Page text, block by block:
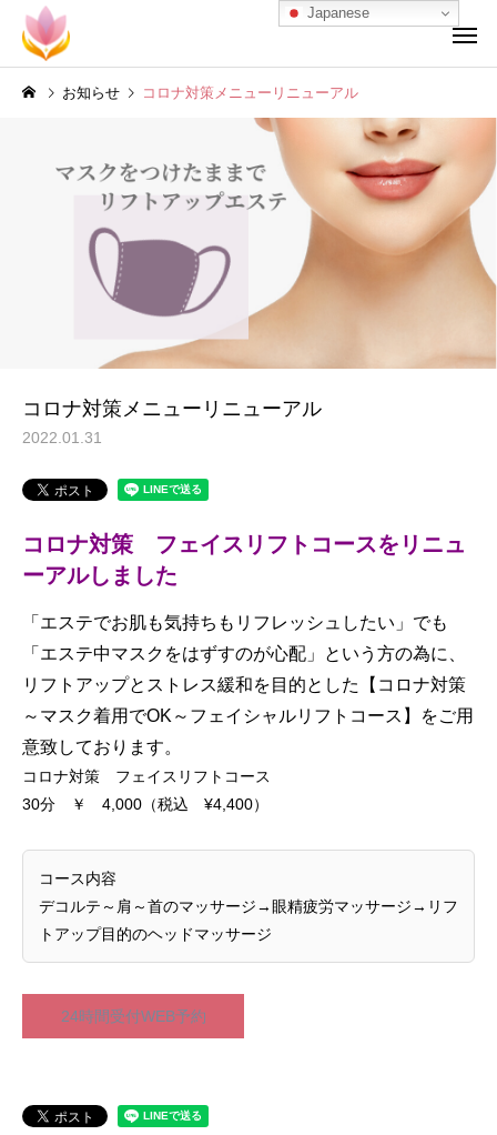
お知らせ コロナ対策メニューリニューアル
コロナ対策メニューリニューアル
2022.01.31
コロナ対策 フェイスリフトコースをリニュ
ーアルしました
「エステでお肌も気持ちもリフレッシュしたい」でも
「エステ中マスクをはずすのが心配」という方の為に、
リフトアップとストレス緩和を目的とした【コロナ対策
～マスク着用でOK～フェイシャルリフトコース】をご用
意致しております。
コロナ対策 フェイスリフトコース
30分 ￥ 4,000（税込 ¥4,400）
コース内容
デコルテ～肩～首のマッサージ→眼精疲労マッサージ→リフ
トアップ目的のヘッドマッサージ
24時間受付WEB予約
Japanese